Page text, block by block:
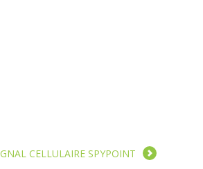
CELLULAIRE SPYPOINT